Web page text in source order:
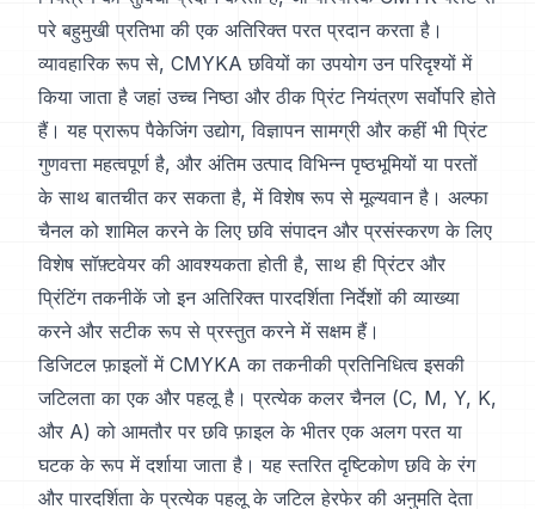
परे बहुमुखी प्रतिभा की एक अतिरिक्त परत प्रदान करता है।
व्यावहारिक रूप से, CMYKA छवियों का उपयोग उन परिदृश्यों में
किया जाता है जहां उच्च निष्ठा और ठीक प्रिंट नियंत्रण सर्वोपरि होते
हैं। यह प्रारूप पैकेजिंग उद्योग, विज्ञापन सामग्री और कहीं भी प्रिंट
गुणवत्ता महत्वपूर्ण है, और अंतिम उत्पाद विभिन्न पृष्ठभूमियों या परतों
के साथ बातचीत कर सकता है, में विशेष रूप से मूल्यवान है। अल्फा
चैनल को शामिल करने के लिए छवि संपादन और प्रसंस्करण के लिए
विशेष सॉफ़्टवेयर की आवश्यकता होती है, साथ ही प्रिंटर और
प्रिंटिंग तकनीकें जो इन अतिरिक्त पारदर्शिता निर्देशों की व्याख्या
करने और सटीक रूप से प्रस्तुत करने में सक्षम हैं।
डिजिटल फ़ाइलों में CMYKA का तकनीकी प्रतिनिधित्व इसकी
जटिलता का एक और पहलू है। प्रत्येक कलर चैनल (C, M, Y, K,
और A) को आमतौर पर छवि फ़ाइल के भीतर एक अलग परत या
घटक के रूप में दर्शाया जाता है। यह स्तरित दृष्टिकोण छवि के रंग
और पारदर्शिता के प्रत्येक पहलू के जटिल हेरफेर की अनुमति देता